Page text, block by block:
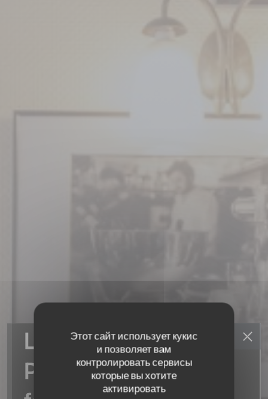
Этот сайт использует кукис
и позволяет вам
контролировать сервисы
которые вы хотите
активировать